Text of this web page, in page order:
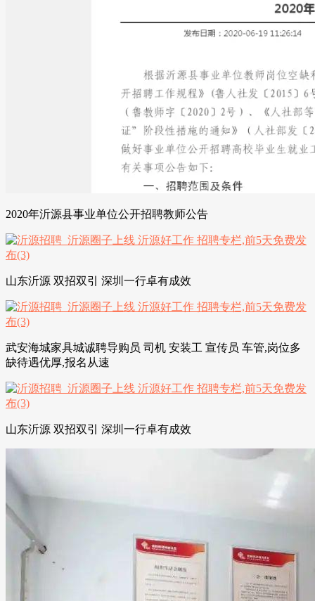
2020年沂源县事业单位公开招聘教师公告
山东沂源 双招双引 深圳一行卓有成效
武安海城家具城诚聘导购员 司机 安装工 宣传员 车管,岗位多
缺待遇优厚,报名从速
山东沂源 双招双引 深圳一行卓有成效